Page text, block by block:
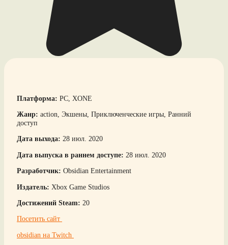
Платформа: PC, XONE
Жанр: action, Экшены, Приключенческие игры, Ранний
доступ
Дата выхода: 28 июл. 2020
Дата выпуска в раннем доступе: 28 июл. 2020
Разработчик: Obsidian Entertainment
Издатель: Xbox Game Studios
Достижений Steam: 20
Посетить сайт
obsidian на Twitch